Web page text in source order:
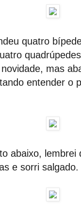
quatro
mas
entender o
abaixo, lembrei
e sorri